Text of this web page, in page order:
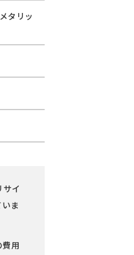
タリッ
イ
ま
用